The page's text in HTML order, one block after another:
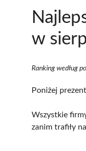
w
Ranking według
Poniżej
Wszystkie
zanim trafiły